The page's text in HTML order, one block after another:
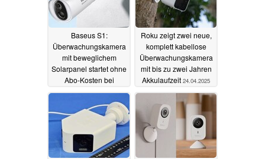
Baseus S1:
Überwachungskamera
mit beweglichem
Solarpanel startet ohne
Abo-Kosten bei
Amazon08.05.2025
Roku zeigt zwei neue,
komplett kabellose
Überwachungskamera
mit bis zu zwei Jahren
Akkulaufzeit 24.04.2025